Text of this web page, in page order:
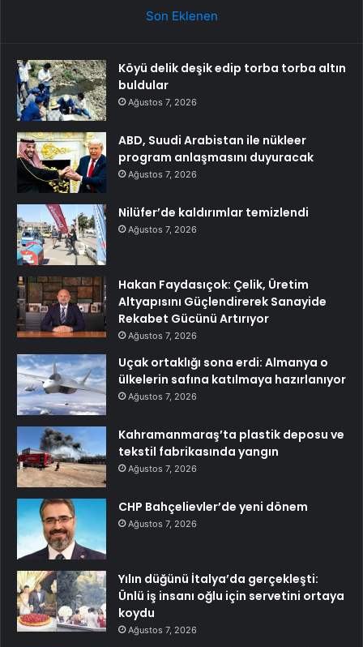
Son Eklenen
Köyü delik deşik edip torba torba altın
buldular
Ağustos 7, 2026
ABD, Suudi Arabistan ile nükleer
program anlaşmasını duyuracak
Ağustos 7, 2026
Nilüfer’de kaldırımlar temizlendi
Ağustos 7, 2026
Hakan Faydasıçok: Çelik, Üretim
Altyapısını Güçlendirerek Sanayide
Rekabet Gücünü Artırıyor
Ağustos 7, 2026
Uçak ortaklığı sona erdi: Almanya o
ülkelerin safına katılmaya hazırlanıyor
Ağustos 7, 2026
Kahramanmaraş’ta plastik deposu ve
tekstil fabrikasında yangın
Ağustos 7, 2026
CHP Bahçelievler’de yeni dönem
Ağustos 7, 2026
Yılın düğünü İtalya’da gerçekleşti:
Ünlü iş insanı oğlu için servetini ortaya
koydu
Ağustos 7, 2026